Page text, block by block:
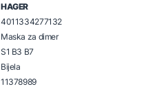
HAGER
4011334277132
Maska za dimer
S1 B3 B7
Bijela
11378989